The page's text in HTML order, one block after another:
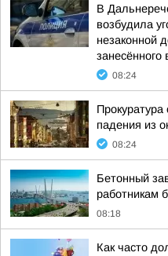
В
возбудила
незаконной
занесённого
08:24
Прокуратура
падения из
08:24
Бетонный
работникам
08:18
Как часто